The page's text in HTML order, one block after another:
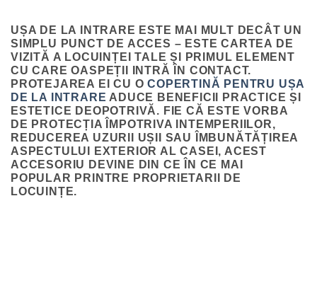
UȘA DE LA INTRARE ESTE MAI MULT DECÂT UN
SIMPLU PUNCT DE ACCES – ESTE CARTEA DE
VIZITĂ A LOCUINȚEI TALE ȘI PRIMUL ELEMENT
CU CARE OASPEȚII INTRĂ ÎN CONTACT.
PROTEJAREA EI CU OCOPERTINĂ PENTRU UȘA
DE LA INTRARE ADUCE BENEFICII PRACTICE ȘI
ESTETICE DEOPOTRIVĂ. FIE CĂ ESTE VORBA
DE PROTECȚIA ÎMPOTRIVA INTEMPERIILOR,
REDUCEREA UZURII UȘII SAU ÎMBUNĂTĂȚIREA
ASPECTULUI EXTERIOR AL CASEI, ACEST
ACCESORIU DEVINE DIN CE ÎN CE MAI
POPULAR PRINTRE PROPRIETARII DE
LOCUINȚE.